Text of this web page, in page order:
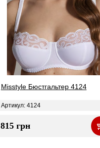
Misstyle Бюстгальтер 4124
Артикул: 4124
815 грн